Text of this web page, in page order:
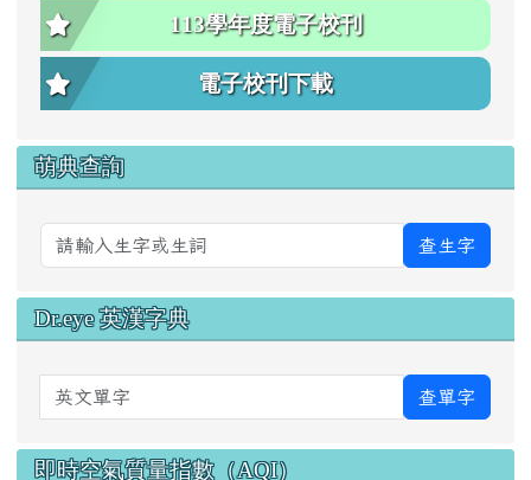
113學年度電子校刊
電子校刊下載
萌典查詢
查生字
Dr.eye 英漢字典
英文單字 查單字
即時空氣質量指數（AQI）